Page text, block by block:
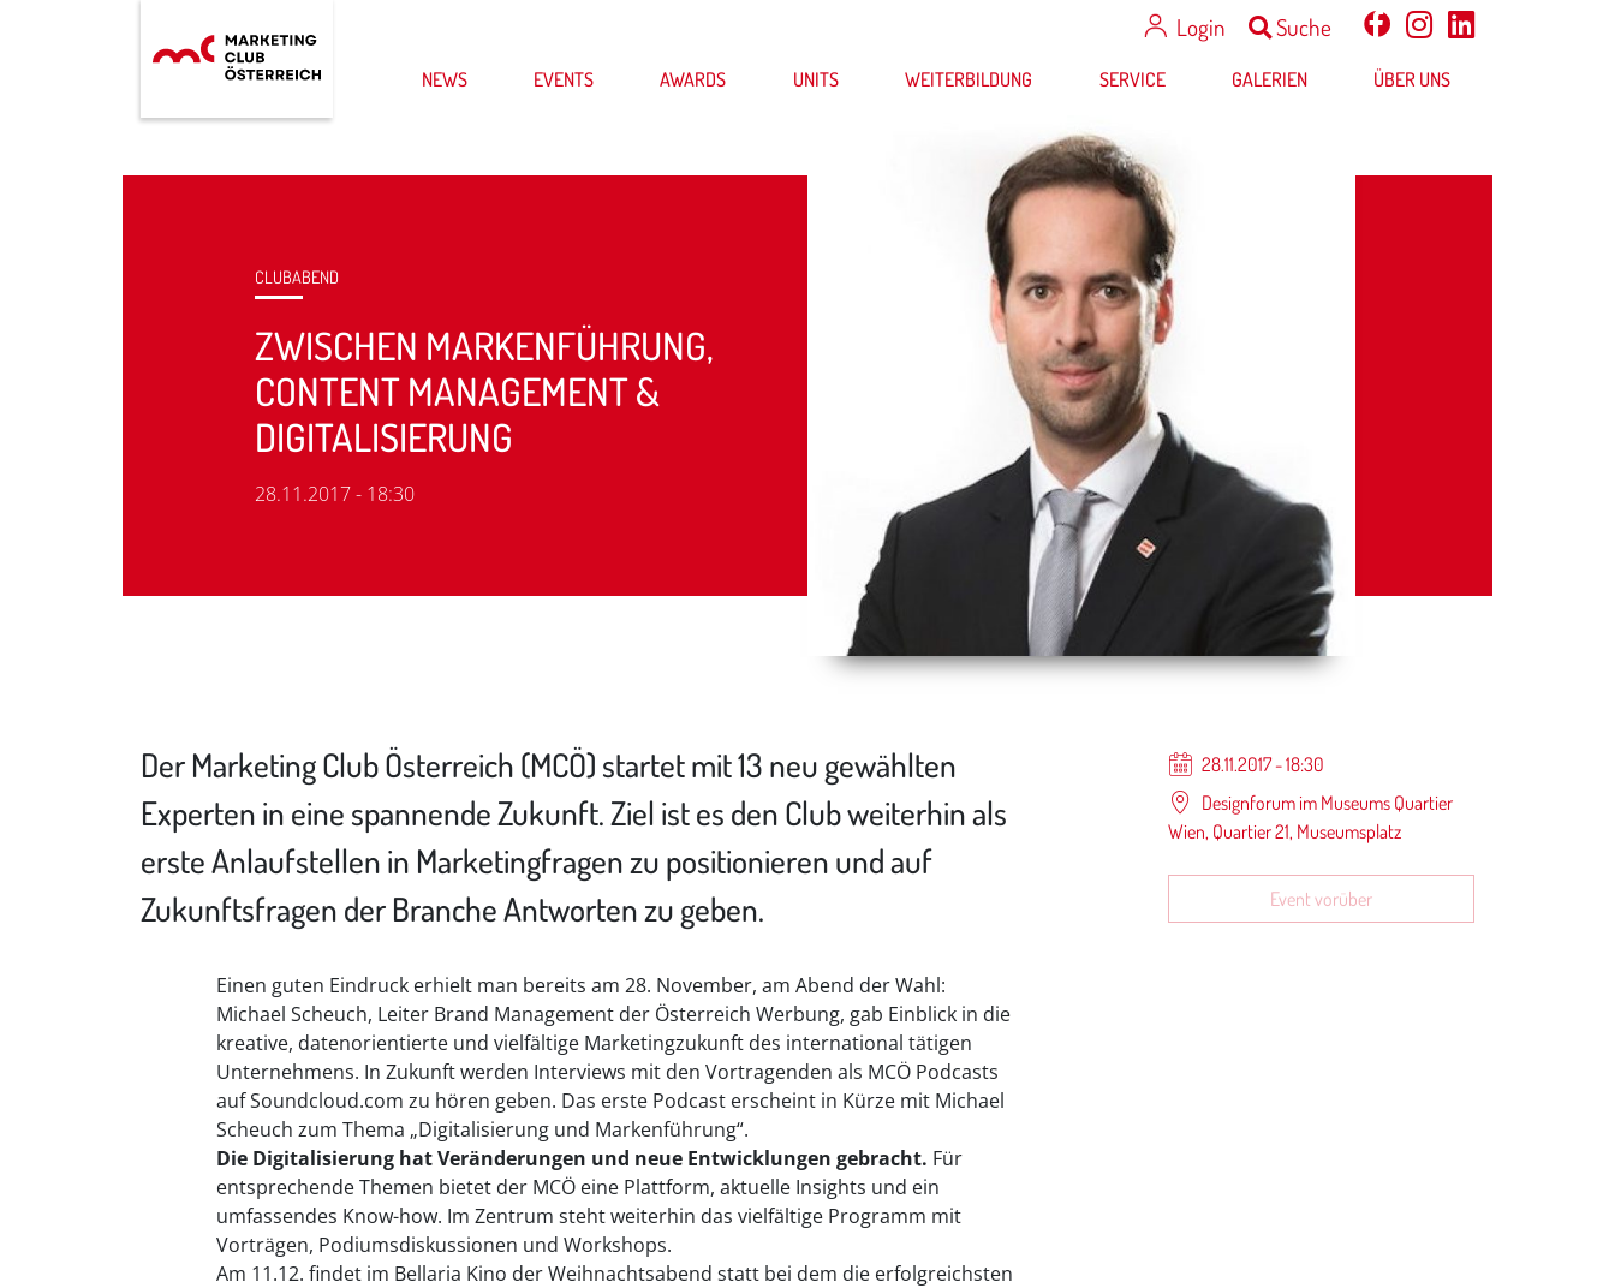
Login Suche
NEWS EVENTS AWARDS UNITS WEITERBILDUNG SERVICE GALERIEN ÜBER UNS
CLUBABEND
ZWISCHEN MARKENFÜHRUNG,
CONTENT MANAGEMENT &
DIGITALISIERUNG
28.11.2017 - 18:30
Der Marketing Club Österreich (MCÖ) startet mit 13 neu gewählten
Experten in eine spannende Zukunft. Ziel ist es den Club weiterhin als
erste Anlaufstellen in Marketingfragen zu positionieren und auf
Zukunftsfragen der Branche Antworten zu geben.
Einen guten Eindruck erhielt man bereits am 28. November, am Abend der Wahl:
Michael Scheuch, Leiter Brand Management der Österreich Werbung, gab Einblick in die
kreative, datenorientierte und vielfältige Marketingzukunft des international tätigen
Unternehmens. In Zukunft werden Interviews mit den Vortragenden als MCÖ Podcasts
auf Soundcloud.com zu hören geben. Das erste Podcast erscheint in Kürze mit Michael
Scheuch zum Thema „Digitalisierung und Markenführung“.
Die Digitalisierung hat Veränderungen und neue Entwicklungen gebracht. Für
entsprechende Themen bietet der MCÖ eine Plattform, aktuelle Insights und ein
umfassendes Know-how. Im Zentrum steht weiterhin das vielfältige Programm mit
Vorträgen, Podiumsdiskussionen und Workshops.
Am 11.12. findet im Bellaria Kino der Weihnachtsabend statt bei dem die erfolgreichsten
28.11.2017 - 18:30
Designforum im Museums Quartier
Wien, Quartier 21, Museumsplatz
Event vorüber